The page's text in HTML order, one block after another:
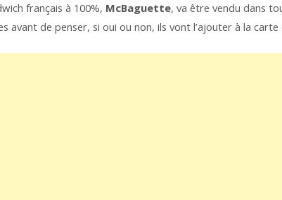
français à 100%, McBaguette, va être vendu dans
avant de penser, si oui ou non, ils vont l’ajouter à la